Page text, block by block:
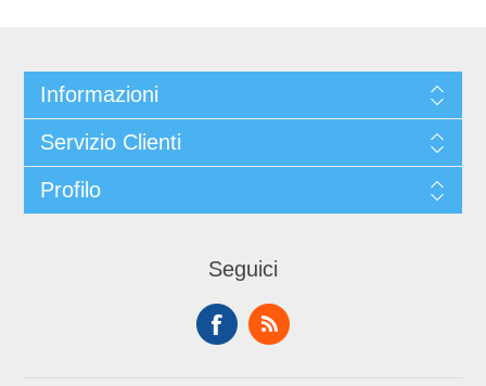
Informazioni
Servizio Clienti
Profilo
Seguici